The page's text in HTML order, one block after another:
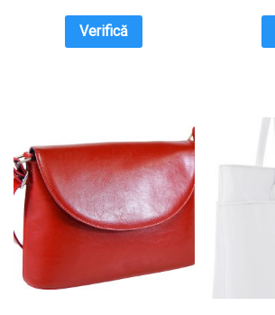
Verifică